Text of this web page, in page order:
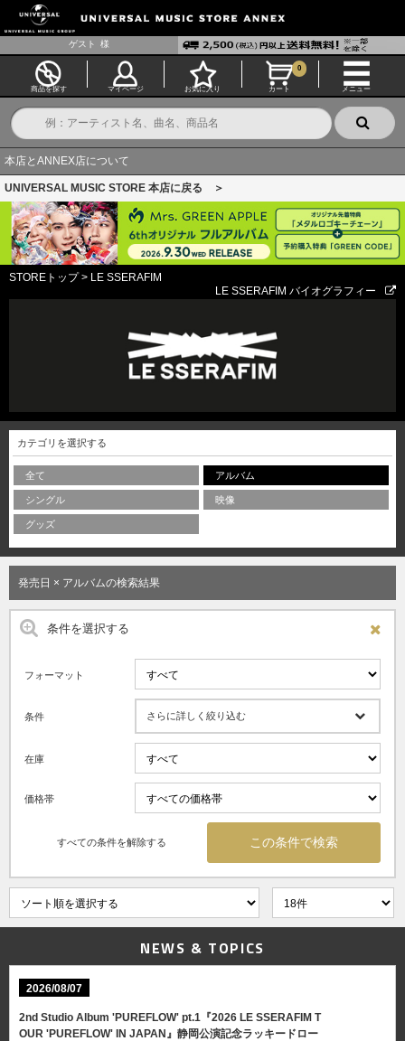
ゲスト 様
商品を探す マイページ お気に入り カート
0
メニュー
本店とANNEX店について
UNIVERSAL MUSIC STORE 本店に戻る ＞
STOREトップ> LE SSERAFIM
LE SSERAFIM バイオグラフィー
カテゴリを選択する
全て アルバム
シングル 映像
グッズ
発売日 × アルバムの検索結果
条件を選択する
フォーマット
条件 さらに詳しく絞り込む
在庫
価格帯
すべての条件を解除する
NEWS & TOPICS
2026/08/07
2nd Studio Album 'PUREFLOW' pt.1『2026 LE SSERAFIM T
OUR 'PUREFLOW' IN JAPAN』静岡公演記念ラッキードロー